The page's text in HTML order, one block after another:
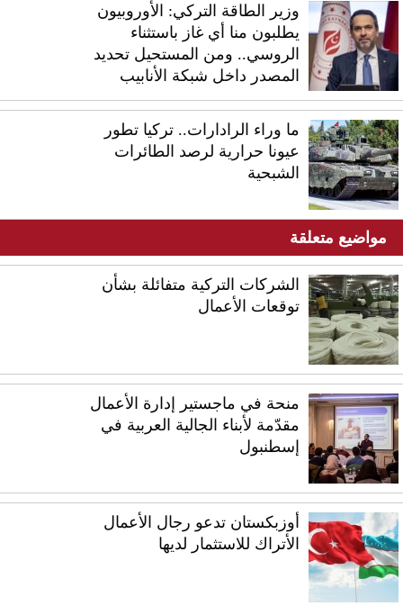
وزير الطاقة التركي: الأوروبيون
يطلبون منا أي غاز باستثناء
الروسي.. ومن المستحيل تحديد
المصدر داخل شبكة الأنابيب
ما وراء الرادارات.. تركيا تطور
عيونا حرارية لرصد الطائرات
الشبحية
مواضيع متعلقة
الشركات التركية متفائلة بشأن
توقعات الأعمال
منحة في ماجستير إدارة الأعمال
مقدّمة لأبناء الجالية العربية في
إسطنبول
أوزبكستان تدعو رجال الأعمال
الأتراك للاستثمار لديها